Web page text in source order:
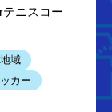
ニスコー
域
カー